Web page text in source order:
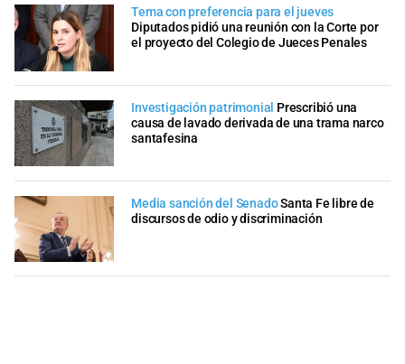
Tema con preferencia para el jueves
Diputados pidió una reunión con la Corte por
el proyecto del Colegio de Jueces Penales
Investigación patrimonial Prescribió una
causa de lavado derivada de una trama narco
santafesina
Media sanción del SenadoSanta Fe libre de
discursos de odio y discriminación